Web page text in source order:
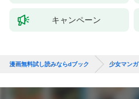
キャンペーン
漫画無料試し読みならdブック 少女マンガ